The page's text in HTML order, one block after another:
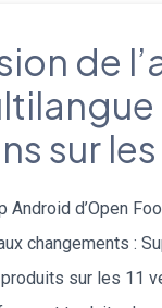
de
sur
Android d’Open
changements :
produits sur les 11